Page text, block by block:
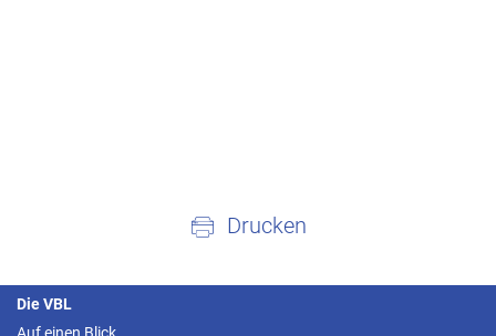
Drucken
Die VBL